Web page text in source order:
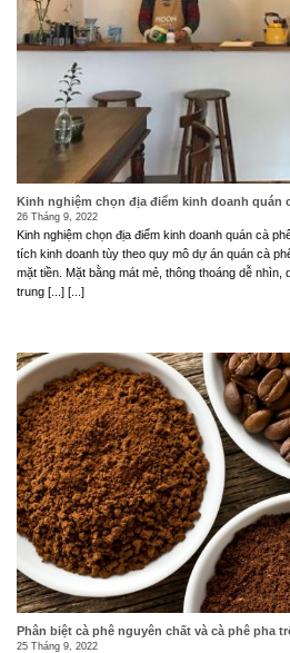
Kinh nghiệm chọn địa điểm kinh doanh quán
26 Tháng 9, 2022
Kinh nghiệm chọn địa điểm kinh doanh quán cà
tích kinh doanh tùy theo quy mô dự án quán cà
mặt tiền. Mặt bằng mát mẻ, thông thoáng dễ nhìn,
trung [...] [...]
Phân biệt cà phê nguyên chất và cà phê pha
25 Tháng 9, 2022